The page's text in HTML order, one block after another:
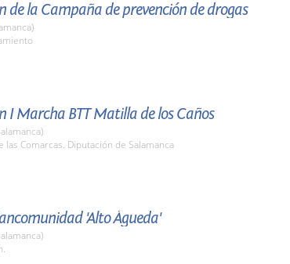
de la Campaña de prevención de drogas
I Marcha BTT Matilla de los Caños
las Comarcas. Diputación de Salamanca
'Alto Águeda'